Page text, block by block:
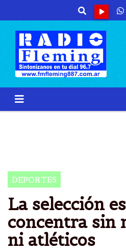
DEPORTES
La selección
concentra sin
ni atléticos